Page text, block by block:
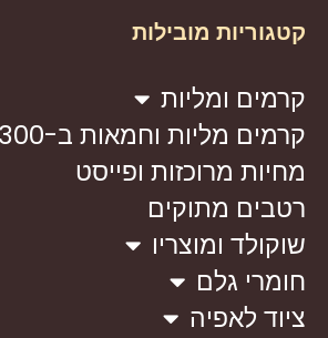
קטגוריות מובילות
קרמים ומליות
קרמים מליות וחמאות ב-300 גרם
מחיות מרוכזות ופייסט
רטבים מתוקים
שוקולד ומוצריו
חומרי גלם
ציוד לאפיה